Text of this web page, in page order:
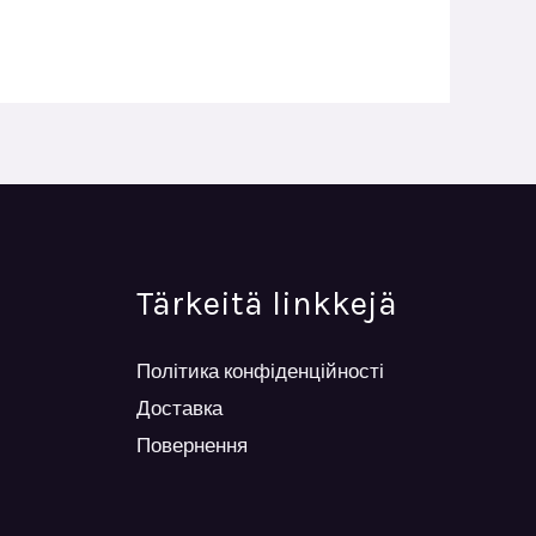
Tärkeitä linkkejä
Політика конфіденційності
Доставка
Повернення